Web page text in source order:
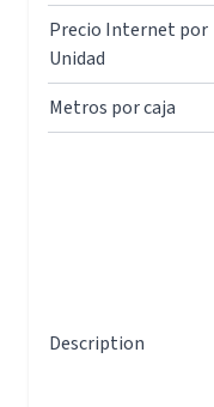
Precio Internet por
Unidad
Metros por caja
Description